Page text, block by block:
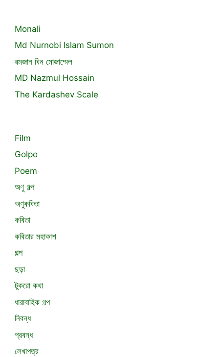
Monali
Md Nurnobi Islam Sumon
রমজান বিন মোজাম্মেল
MD Nazmul Hossain
The Kardashev Scale
Film
Golpo
Poem
অণু গল্প
অণুকবিতা
কবিতা
কবিতার মহাকাশ
গল্প
ছড়া
টুকরো কথা
ধারাবাহিক গল্প
নিবন্ধ
প্রবন্ধ
লেখাপত্র